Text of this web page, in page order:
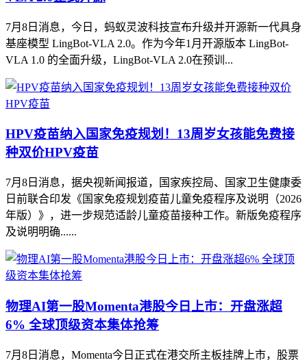
7月8日消息，今日，蚂蚁灵波科技宣布升级并开源新一代具身
基座模型 LingBot-VLA 2.0。作为今年1月开源版本 LingBot-
VLA 1.0 的全面升级，LingBot-VLA 2.0在预训...
HPV疫苗纳入国家免疫规划！13周岁女孩能免费接
种双价HPV疫苗
7月8日消息，据央视新闻报道，国家疾控局、国家卫生健康委
日前联合印发《国家免疫规划疫苗儿童免疫程序及说明（2026
年版）》，进一步规范适龄儿童疫苗接种工作。新版免疫程序
及说明明确......
物理AI第一股Momenta港股今日上市：开盘涨超
6% 全球顶级资本集体抢筹
7月8日消息，Momenta今日正式在港交所主板挂牌上市，股票